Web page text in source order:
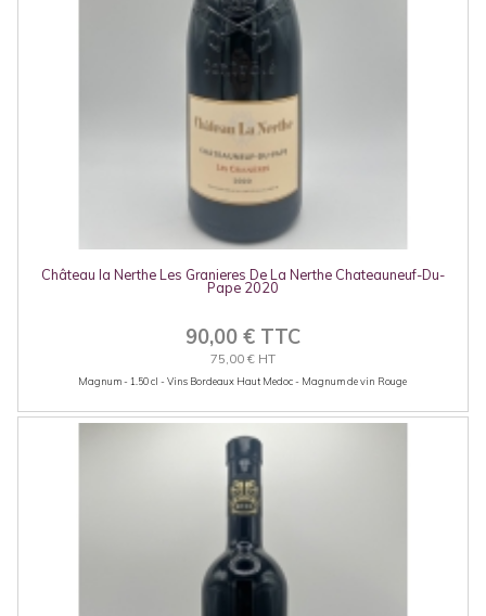
Château la Nerthe Les Granieres De La Nerthe Chateauneuf-Du-
Pape 2020
90,00 € TTC
75,00 € HT
Magnum - 1.50 cl - Vins Bordeaux Haut Medoc - Magnum de vin Rouge